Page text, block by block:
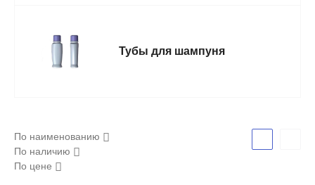
Тубы для шампуня
По наименованию
По наличию
По цене